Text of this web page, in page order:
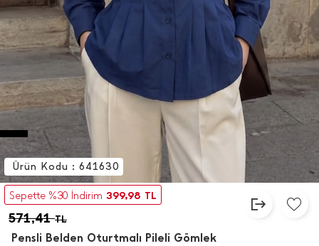
Sepette %30 İndirim 399,98 TL
571,41TL
Pensli Belden Oturtmalı Pileli Gömlek
Ürün Kodu : 641630